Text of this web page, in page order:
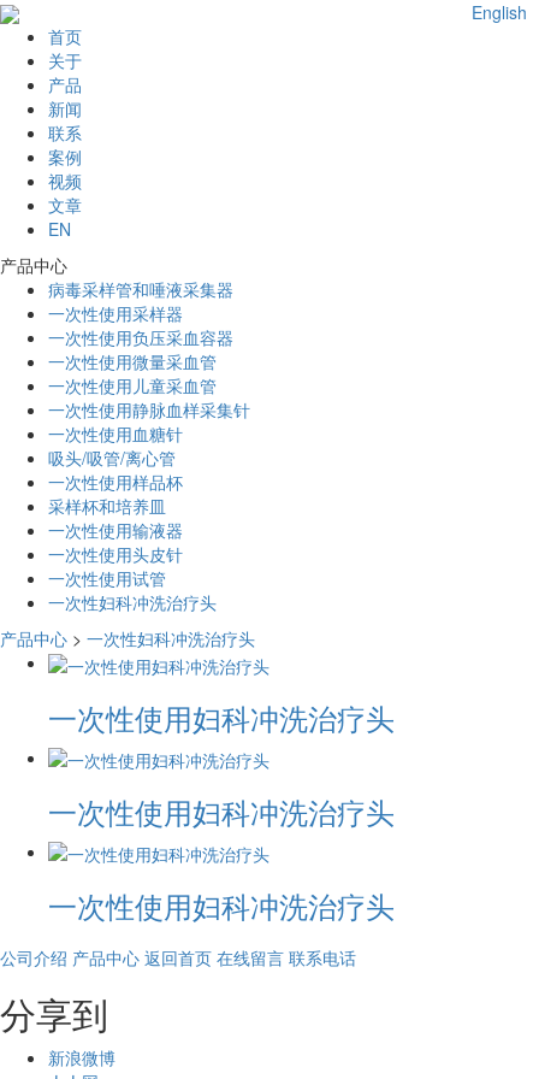
English
首页
关于
产品
新闻
联系
案例
视频
文章
EN
产品中心
病毒采样管和唾液采集器
一次性使用采样器
一次性使用负压采血容器
一次性使用微量采血管
一次性使用儿童采血管
一次性使用静脉血样采集针
一次性使用血糖针
吸头/吸管/离心管
一次性使用样品杯
采样杯和培养皿
一次性使用输液器
一次性使用头皮针
一次性使用试管
一次性妇科冲洗治疗头
产品中心 > 一次性妇科冲洗治疗头
一次性使用妇科冲洗治疗头
一次性使用妇科冲洗治疗头
一次性使用妇科冲洗治疗头
公司介绍 产品中心 返回首页 在线留言 联系电话
分享到
新浪微博